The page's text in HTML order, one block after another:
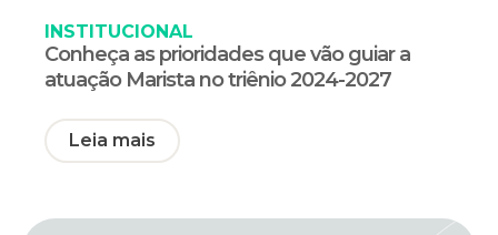
INSTITUCIONAL
Conheça as prioridades que vão guiar a
atuação Marista no triênio 2024-2027
Leia mais